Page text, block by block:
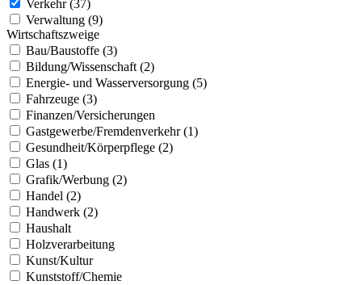
Verkehr (37)
Verwaltung (9)
Wirtschaftszweige
Bau/Baustoffe (3)
Bildung/Wissenschaft (2)
Energie- und Wasserversorgung (5)
Fahrzeuge (3)
Finanzen/Versicherungen
Gastgewerbe/Fremdenverkehr (1)
Gesundheit/Körperpflege (2)
Glas (1)
Grafik/Werbung (2)
Handel (2)
Handwerk (2)
Haushalt
Holzverarbeitung
Kunst/Kultur
Kunststoff/Chemie